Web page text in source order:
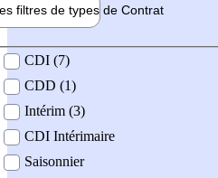
filtres de types de Contrat
contrat
CDI (7)
CDD (1)
Intérim (3)
CDI Intérimaire
Saisonnier